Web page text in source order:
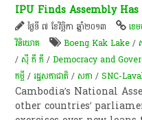
IPU Finds Assembly
ថ្ងៃទី ៧ ខែវិច្ឆិកា ឆ្នាំ២០១៣ ខេ
វិនិយោគ
Boeng Kak Lake /
/ស៊ី ភី ភី /Democracy and
កម្ចី​ /រដ្ឋសភា​ជាតិ /សភា /SNC-
Cambodia’s National
other countries’